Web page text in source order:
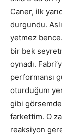
Caner, ilk
durgundu.
yetmez
bir bek
oynadı.
performansı
oturduğum
gibi
farkettim. O
reaksiyon